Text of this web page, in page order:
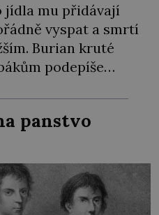
jídla mu přidávají
vyspat a smrtí
Burian kruté
podepíše
něj během výslechů
psychický nátlak.
chce být knězem a
panstvo